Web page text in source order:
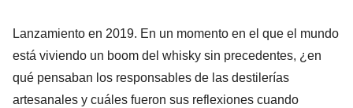
Lanzamiento en 2019. En un momento en el que el mundo
está viviendo un boom del whisky sin precedentes, ¿en
qué pensaban los responsables de las destilerías
artesanales y cuáles fueron sus reflexiones cuando